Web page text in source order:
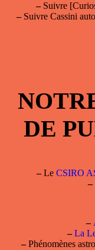
–Suivre
–Suivre Cassini
DE
–Le CSIRO
–
–
– La
–Phénomènes